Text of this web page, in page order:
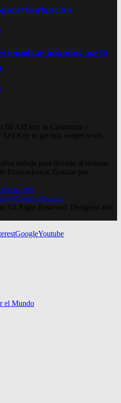
la atención
impulsan acciones por la
fill API key to Customize >
Key to get this widget work.
trabaja para llevarte al instante
Paravachasca. Gracias por
GoogleYoutube
All Right Reserved. Designed and
GoogleYoutube
el Mundo